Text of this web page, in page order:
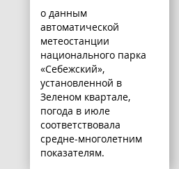
о данным
автоматической
метеостанции
национального парка
«Себежский»,
установленной в
Зеленом квартале,
погода в июле
соответствовала
средне-многолетним
показателям.